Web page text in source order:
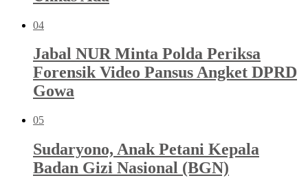
04
Jabal NUR Minta Polda Periksa
Forensik Video Pansus Angket DPRD
Gowa
05
Sudaryono, Anak Petani Kepala
Badan Gizi Nasional (BGN)